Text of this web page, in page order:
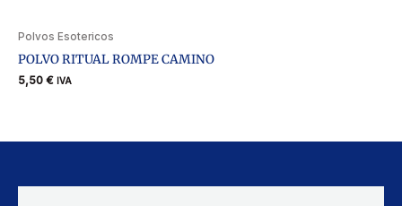
Polvos Esotericos
POLVO RITUAL ROMPE CAMINO
5,50 € IVA